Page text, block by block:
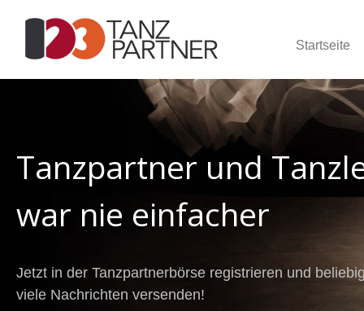
Startseite
Tanzpartner und
war nie einfacher
Jetzt in der Tanzpartnerbörse registrieren und
viele Nachrichten versenden!